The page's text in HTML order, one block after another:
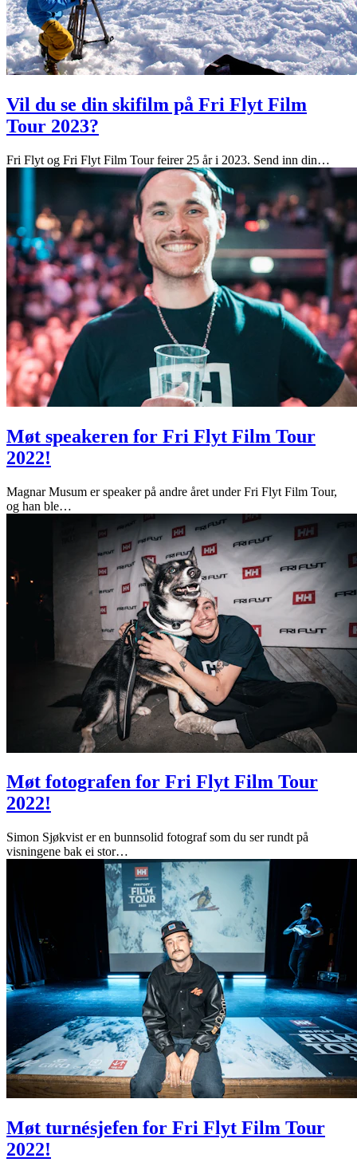
Vil du se din skifilm på Fri Flyt Film
Tour 2023?
Fri Flyt og Fri Flyt Film Tour feirer 25 år i 2023. Send inn din…
Møt speakeren for Fri Flyt Film Tour
2022!
Magnar Musum er speaker på andre året under Fri Flyt Film Tour,
og han ble…
Møt fotografen for Fri Flyt Film Tour
2022!
Simon Sjøkvist er en bunnsolid fotograf som du ser rundt på
visningene bak ei stor…
Møt turnésjefen for Fri Flyt Film Tour
2022!